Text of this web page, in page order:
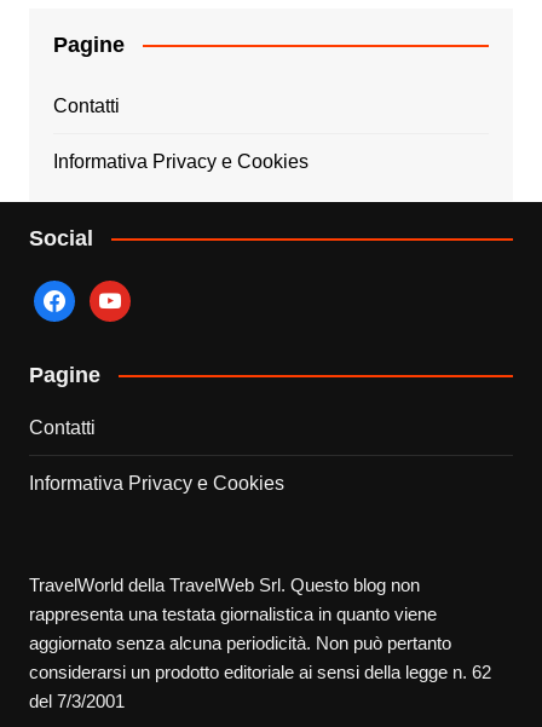
Pagine
Contatti
Informativa Privacy e Cookies
Social
facebookyoutube
Pagine
Contatti
Informativa Privacy e Cookies
TravelWorld della TravelWeb Srl. Questo blog non
rappresenta una testata giornalistica in quanto viene
aggiornato senza alcuna periodicità. Non può pertanto
considerarsi un prodotto editoriale ai sensi della legge n. 62
del 7/3/2001